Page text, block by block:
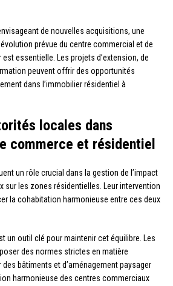
de nouvelles acquisitions, une
prévue du centre commercial et de
essentielle. Les projets d’extension, de
peuvent offrir des opportunités
dans l’immobilier résidentiel à
locales dans
commerce et résidentiel
un rôle crucial dans la gestion de l’impact
sur les zones résidentielles. Leur intervention
la cohabitation harmonieuse entre ces deux
un outil clé pour maintenir cet équilibre. Les
des normes strictes en matière
des bâtiments et d’aménagement paysager
harmonieuse des centres commerciaux